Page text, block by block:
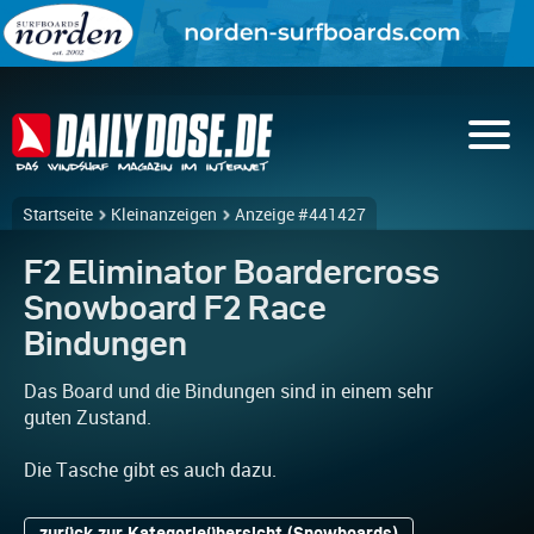
Startseite Kleinanzeigen Anzeige #441427
F2 Eliminator Boardercross
Snowboard F2 Race
Bindungen
Das Board und die Bindungen sind in einem sehr
guten Zustand.
Die Tasche gibt es auch dazu.